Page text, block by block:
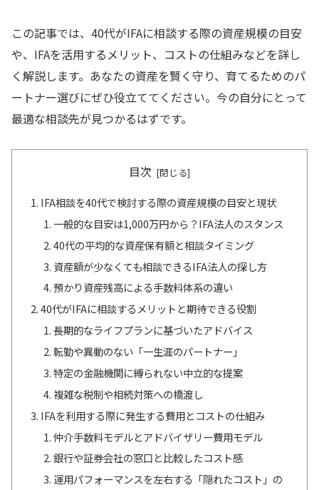
この記事では、40代がIFAに相談する際の資産規模の目安
や、IFAを活用するメリット、コストの仕組みなどを詳し
く解説します。あなたの資産を賢く守り、育てるためのパ
ートナー選びにぜひ役立ててください。今の自分にとって
最適な相談先が見つかるはずです。
目次
IFA相談を40代で検討する際の資産規模の目安と現状
一般的な目安は1,000万円から？IFA法人のスタンス
40代の平均的な資産保有額と相談タイミング
資産額が少なくても相談できるIFA法人の探し方
預かり資産残高による手数料体系の違い
40代がIFAに相談するメリットと期待できる役割
長期的なライフプランに基づいたアドバイス
転勤や異動のない「一生涯のパートナー」
特定の金融機関に縛られない中立的な提案
複雑な税制や相続対策への橋渡し
IFAを利用する際に発生する費用とコストの仕組み
仲介手数料モデルとアドバイザリー費用モデル
銀行や証券会社の窓口と比較したコスト感
運用パフォーマンスを左右する「隠れたコスト」の